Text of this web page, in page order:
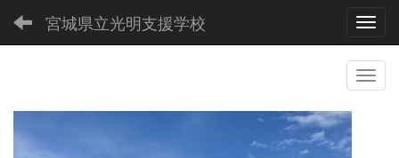
宮城県立光明支援学校